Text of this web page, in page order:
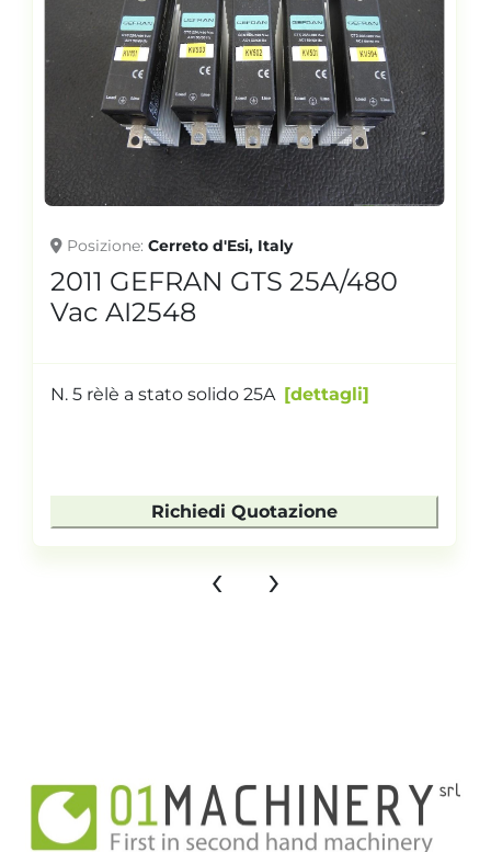
Posizione Cerreto d'Esi, Italy
2011 GEFRAN GTS 25A/480
Vac AI2548
N. 5 rèlè a stato solido 25A dettagli
Richiedi Quotazione
‹ ›